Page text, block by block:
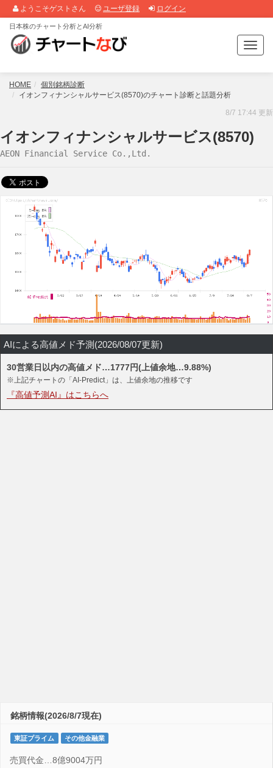
ようこそゲストさん ユーザ登録 ログイン
T
o
g
a
v
日本株のチャート分析とAI分析
HOME
個別銘柄診断
イオンフィナンシャルサービス(8570)のチャート診断と話題分析
8/7 17:44 更新
イオンフィナンシャルサービス(8570)
AEON Financial Service Co.,Ltd.
AIによる高値メド予測(2026/08/07更新)
30営業日以内の高値メド…1777円(上値余地…9.88%)
※上記チャートの「AI-Predict」は、上値余地の推移です
『高値予測AI』はこちらへ
銘柄情報(2026/8/7現在)
東証プライム その他金融業
売買代金…8億9004万円